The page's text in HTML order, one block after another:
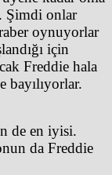
Şimdi onlar
oynuyorlar
için
Freddie hala
de en iyisi.
da Freddie